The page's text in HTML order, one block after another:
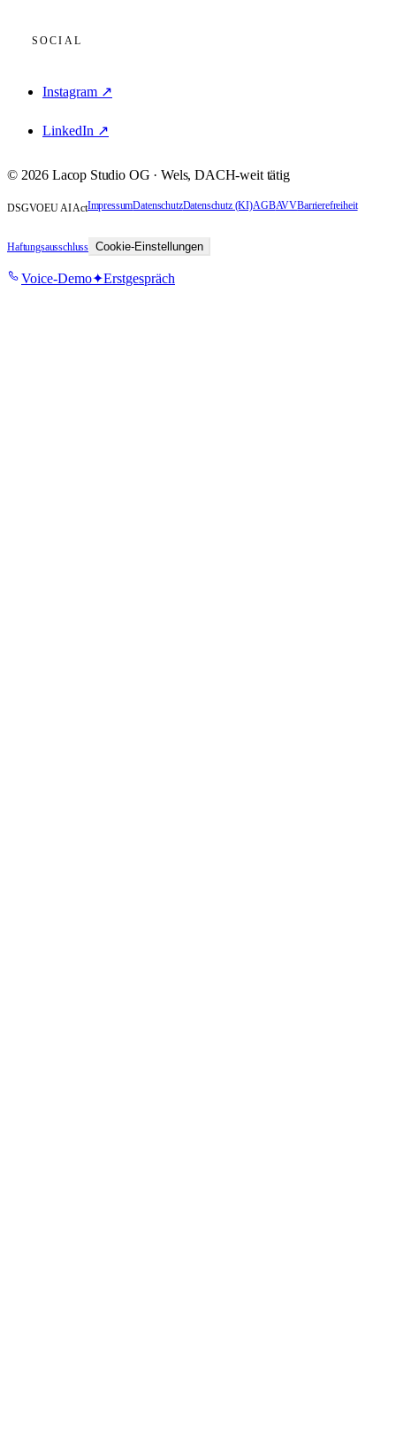
SOCIAL
Instagram ↗
LinkedIn ↗
© 2026 Lacop Studio OG ·Wels, DACH-weit tätig
DSGVOEU AI ActImpressumDatenschutzDatenschutz (KI)AGBAVVBarrierefreiheit
Haftungsausschluss Cookie-Einstellungen
Voice-Demo✦Erstgespräch